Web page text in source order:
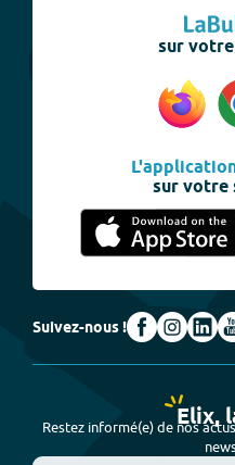
sur
sur votre
Suivez-nous !
Elix,
Restez informé(e) de nos